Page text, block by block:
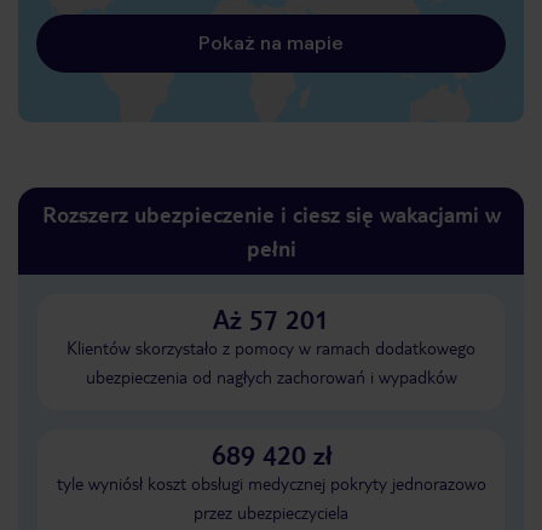
Pokaż na mapie
Rozszerz ubezpieczenie i ciesz się wakacjami w
pełni
Aż 57 201
Klientów skorzystało z pomocy w ramach dodatkowego
ubezpieczenia od nagłych zachorowań i wypadków
689 420 zł
tyle wyniósł koszt obsługi medycznej pokryty jednorazowo
przez ubezpieczyciela